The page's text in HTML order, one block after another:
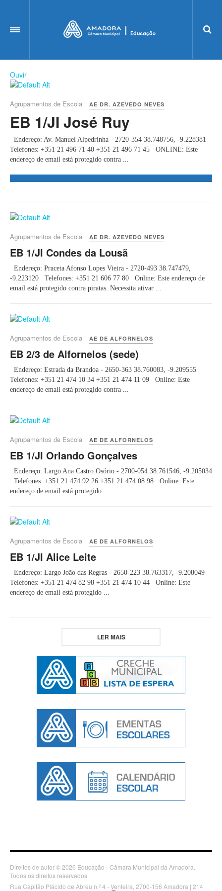
OFF CANVAS
Ouvir
Agrupamentos de Escola AE DR. AZEVEDO NEVES
EB 1/JI José Ruy
Endereço: Av. Manuel Alpedrinha - 2720-354 38.748756, -9.228381
Telefones: +351 21 496 71 40 +351 21 496 71 45 ONLINE: Este
endereço de email está protegido contra ...
Agrupamentos de Escola AE DR. AZEVEDO NEVES
EB 1/JI Condes da Lousã
Endereço: Praceta Afonso Lopes Vieira - 2720-493 38.747479,
-9.223120 Telefones: +351 21 606 77 80 Online: Este endereço de
email está protegido contra piratas. Necessita ativar ...
Agrupamentos de Escola AE DE ALFORNELOS
EB 2/3 de Alfornelos (sede)
Endereço: Estrada da Brandoa - 2650-363 38.760083, -9.209555
Telefones: +351 21 474 10 34 +351 21 474 11 09 Online: Este
endereço de email está protegido contra ...
Agrupamentos de Escola AE DE ALFORNELOS
EB 1/JI Orlando Gonçalves
Endereço: Largo Ana Castro Osório - 2700-054 38.761546, -9.205034
Telefones: +351 21 474 92 26 +351 21 474 08 98 Online: Este
endereço de email está protegido ...
Agrupamentos de Escola AE DE ALFORNELOS
EB 1/JI Alice Leite
Endereço: Largo João das Regras - 2650-223 38.763317, -9.208049
Telefones: +351 21 474 82 98 +351 21 474 10 44 Online: Este
endereço de email está protegido ...
LER MAIS
Direitos de autor © 2026 Educação - Câmara Municipal da Amadora.
Todos os direitos reservados.
Rua Capitão Plácido de Abreu n.º 4 - Venteira, 2700-156 Amadora | 214